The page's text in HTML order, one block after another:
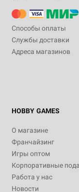
Способы оплаты
Службы доставки
Адреса магазинов
HOBBY GAMES
О магазине
Франчайзинг
Игры оптом
Корпоративные
Работа у нас
Новости